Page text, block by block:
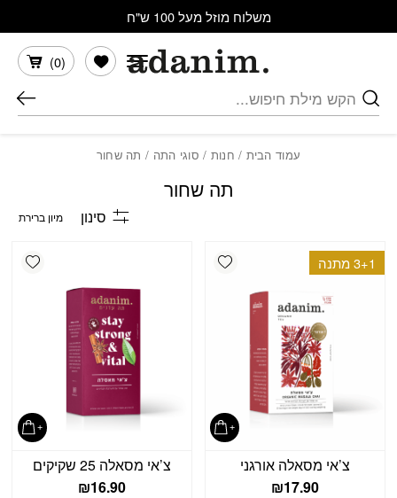
משלוח מוזל מעל 100 ש"ח
חיפוש
(
0
)
הרשימה שלי
עמוד הבית / חנות / סוגי התה / תה שחור
תה שחור
סינון
Add wishlist 3+1 מתנה
צ’אי מסאלה אורגני
₪17.90
צ’אי מסאלה 25 שקיקים
₪16.90